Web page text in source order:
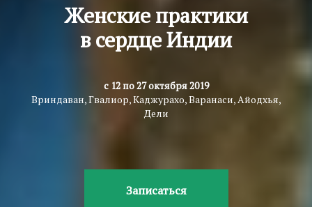
Женские практики
в сердце Индии
с 12 по 27 октября 2019
Вриндаван, Гвалиор, Каджурахо, Варанаси, Айодхья,
Дели
Записаться